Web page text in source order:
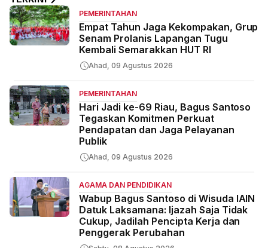
PEMERINTAHAN
Empat Tahun Jaga Kekompakan, Grup
Senam Prolanis Lapangan Tugu
Kembali Semarakkan HUT RI
Ahad, 09 Agustus 2026
PEMERINTAHAN
Hari Jadi ke-69 Riau, Bagus Santoso
Tegaskan Komitmen Perkuat
Pendapatan dan Jaga Pelayanan
Publik
Ahad, 09 Agustus 2026
AGAMA DAN PENDIDIKAN
Wabup Bagus Santoso di Wisuda IAIN
Datuk Laksamana: Ijazah Saja Tidak
Cukup, Jadilah Pencipta Kerja dan
Penggerak Perubahan